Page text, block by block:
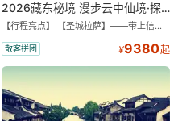
2026藏东秘境 漫步云中仙境·探秘世外桃源·纯玩11/13日
【行程亮点】 【圣城拉萨】——带上信心与信仰去西藏，行吟拉萨，感受这座城与生俱来的与众不同！ 【布达拉宫】——集宫殿城堡寺院于一体的宏伟建筑，是西藏最完整的古代宫堡建筑群！ 【巴松措】——西藏首个自然风景类国家5A级旅游风景区 【鲁朗小镇】——藏语龙王谷，神仙居住的地方 【米堆冰川】——中国三大海洋冰川之一 【然乌湖】——静谧然乌，它的静和蓝远近闻名！ 【莲花秘境墨脱】——隐藏的莲花、云里雾里，雪山之下，被称为“中国最后一个世外桃源”。 【雅鲁藏布大峡谷】——世界最深最长的河流峡谷，地球上“最后的秘境”，“最美的伤痕”！ 【索松村】——索松村位于西藏林芝地区，是一个被誉为“藏地最美村庄”的地方！ 【南迦巴瓦峰】——南迦巴瓦峰用“长矛直刺苍穹”形容它，尤其它的日落金山，气吞山河 【特别赠送】——藏装写真、哈达礼遇、缓解高反 便携式氧气1瓶/人
散客拼团 ¥9380起